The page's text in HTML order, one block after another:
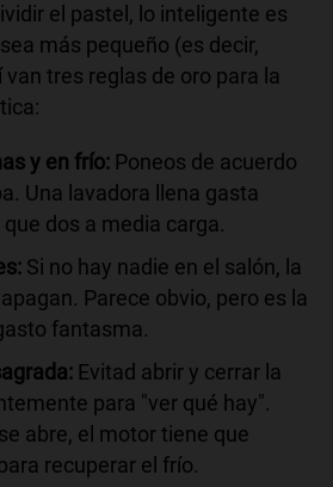
el pastel, lo inteligente es
más pequeño (es decir,
tres reglas de oro para la
y en frío: Poneos de acuerdo
Una lavadora llena gasta
dos a media carga.
Si no hay nadie en el salón, la
Parece obvio, pero es la
fantasma.
Evitad abrir y cerrar la
para "ver qué hay".
abre, el motor tiene que
recuperar el frío.